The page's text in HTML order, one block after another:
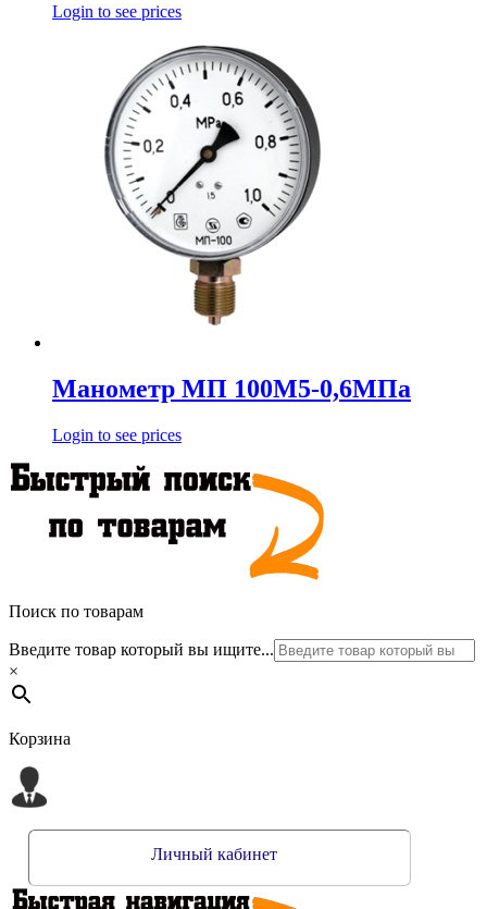
Login to see prices
Манометр МП 100М5-0,6МПа
Login to see prices
Поиск по товарам
Введите товар который вы ищите...
×
Корзина
Личный кабинет